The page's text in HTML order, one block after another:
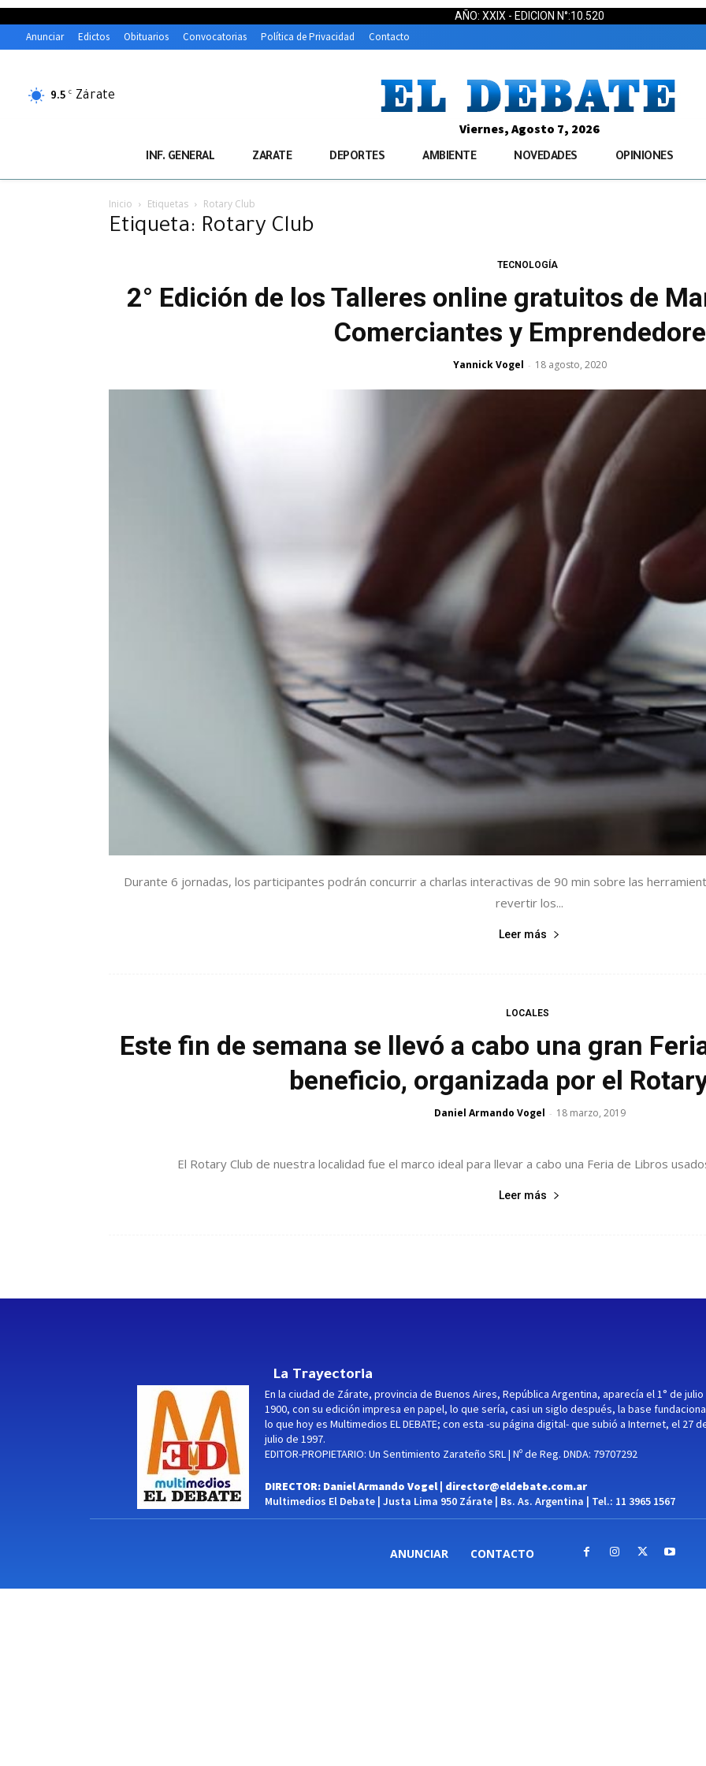
AÑO: XXIX - EDICION N°:10.520
Anunciar Edictos Obituarios Convocatorias Política de Privacidad Contacto
9.5 C Zárate
Viernes, Agosto 7, 2026
INF. GENERAL ZARATE DEPORTES AMBIENTE NOVEDADES OPINIONES
Inicio Etiquetas Rotary Club
Etiqueta: Rotary Club
TECNOLOGÍA
2° Edición de los Talleres online gratuitos de
Comerciantes y
Yannick Vogel - 18 agosto, 2020
Durante 6 jornadas, los participantes podrán concurrir a charlas interactivas de 90 min sobre las
revertir los...
Leer más
LOCALES
Este fin de semana se llevó a cabo una gran
beneficio, organizada por el
Daniel Armando Vogel - 18 marzo, 2019
El Rotary Club de nuestra localidad fue el marco ideal para llevar a cabo una Feria de Libros
Leer más
La Trayectoria
En la ciudad de Zárate, provincia de Buenos Aires, República Argentina, aparecía el 1° de
1900, con su edición impresa en papel, lo que sería, casi un siglo después, la base
lo que hoy es Multimedios EL DEBATE; con esta -su página digital- que subió a Internet, el 27
julio de 1997.
EDITOR-PROPIETARIO: Un Sentimiento Zarateño SRL | Nº de Reg. DNDA: 79707292
DIRECTOR: Daniel Armando Vogel | director@eldebate.com.ar
Multimedios El Debate | Justa Lima 950 Zárate | Bs. As. Argentina | Tel.: 11 3965 1567
ANUNCIAR CONTACTO